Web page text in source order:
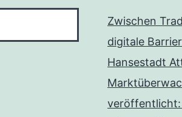
Zwischen
digitale
Hansestadt
veröffentlicht: